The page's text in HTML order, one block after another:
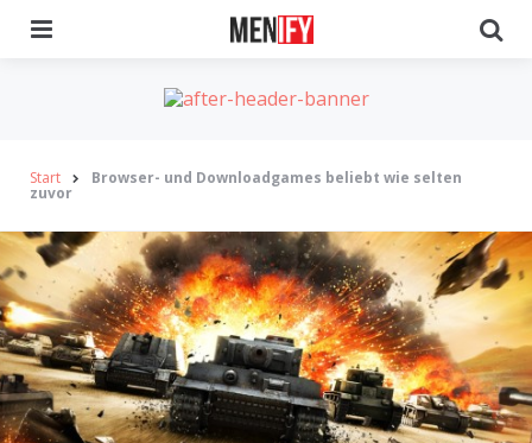
Start Browser- und Downloadgames beliebt wie selten
zuvor